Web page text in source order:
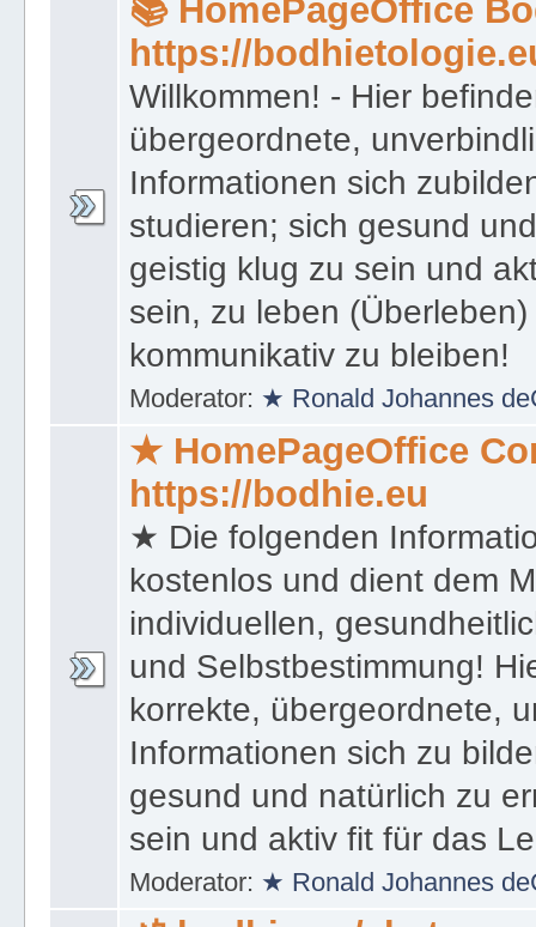
➡️ HomePage https://bodhie.eu ★
📚 HomePageOffice
https://
Willkommen! - Hier
übergeordnete,
Informationen sich
studieren; sich gesund
geistig klug zu sein und
sein, zu leben
kommunikativ zu bleiben!
Moderator:★ Ronald Johannes
★ HomePageOffice
https://bodhie.eu
★ Die folgenden
kostenlos und dient dem
individuellen,
und Selbstbestimmung!
korrekte, übergeordnete,
Informationen sich zu
gesund und natürlich zu
sein und aktiv fit für das